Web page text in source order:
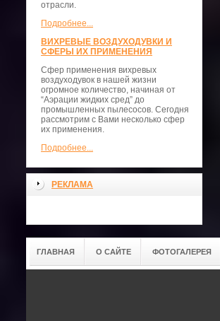
отрасли.
Подробнее...
ВИХРЕВЫЕ ВОЗДУХОДУВКИ И
СФЕРЫ ИХ ПРИМЕНЕНИЯ
Сфер применения вихревых
воздуходувок в нашей жизни
огромное количество, начиная от
“Аэрации жидких сред” до
промышленных пылесосов. Сегодня
рассмотрим с Вами несколько сфер
их применения.
Подробнее...
РЕКЛАМА
ГЛАВНАЯ О САЙТЕ ФОТОГАЛЕРЕЯ